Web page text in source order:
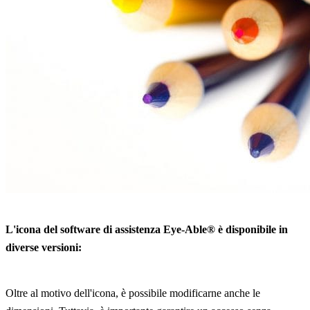
L'icona del software di assistenza Eye-Able® è disponibile in
diverse versioni:
Oltre al motivo dell'icona, è possibile modificarne anche le